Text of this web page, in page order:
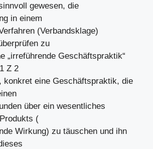
gewesen, die
in einem
(Verbandsklage)
zu
„irreführende Geschäftspraktik“
Z 2
konkret eine Geschäftspraktik, die
über ein wesentliches
(
Wirkung) zu täuschen und ihn